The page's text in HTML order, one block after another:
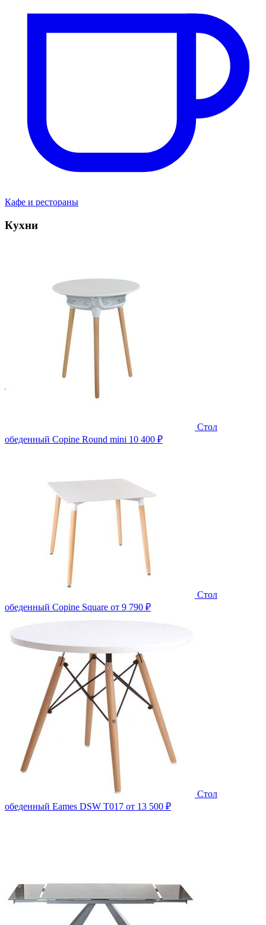
Кафе и рестораны
Кухни
Стол
обеденный Copine Round mini 10 400 ₽
Стол
обеденный Copine Square от 9 790 ₽
Стол
обеденный Eames DSW T017 от 13 500 ₽